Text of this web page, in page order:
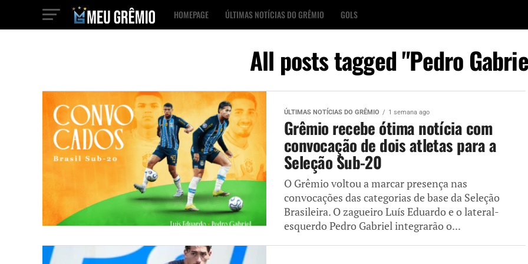
HOMEPAGE ÚLTIMAS NOTÍCIAS DO GRÊMIO GOLS
All posts tagged "Pedro
ÚLTIMAS NOTÍCIAS DO GRÊMIO 1 semana ago
Grêmio recebe ótima notícia com
convocação de dois atletas para a
Seleção Sub-20
O Grêmio voltou a marcar presença nas
convocações das categorias de base da Seleção
Brasileira. O zagueiro Luís Eduardo e o lateral-
esquerdo Pedro Gabriel integrarão o...